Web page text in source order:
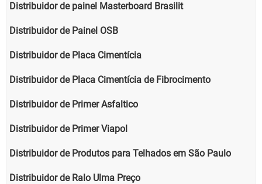
Distribuidor de painel Masterboard Brasilit
Distribuidor de Painel OSB
Distribuidor de Placa Cimentícia
Distribuidor de Placa Cimentícia de Fibrocimento
Distribuidor de Primer Asfaltico
Distribuidor de Primer Viapol
Distribuidor de Produtos para Telhados em São Paulo
Distribuidor de Ralo Ulma Preço